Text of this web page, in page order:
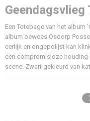
Geendagsvlieg
Een Totebage van het
album bewees Osdorp
eerlijk en ongepolijst kan
een compromisloze houding
scene. Zwart gekleurd van